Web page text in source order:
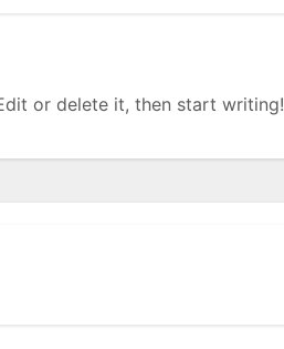
or delete it, then start writing!